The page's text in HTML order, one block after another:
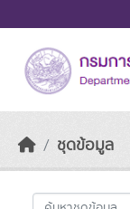
ชุดข้อมูล